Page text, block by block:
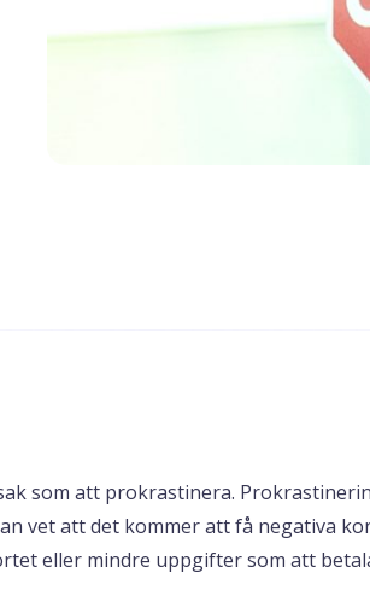
som att prokrastinera.
vet att det kommer att få negativa
eller mindre uppgifter som att